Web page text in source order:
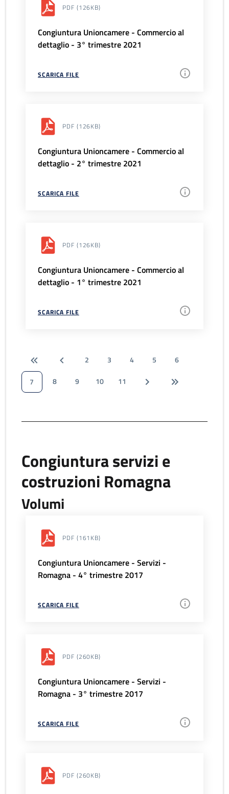
PDF (126KB)
Congiuntura Unioncamere - Commercio al
dettaglio - 3° trimestre 2021
SCARICA FILE
PDF (126KB)
Congiuntura Unioncamere - Commercio al
dettaglio - 2° trimestre 2021
SCARICA FILE
PDF (126KB)
Congiuntura Unioncamere - Commercio al
dettaglio - 1° trimestre 2021
SCARICA FILE
2 3 4 5
6
7
8 9 10 11
Congiuntura servizi e
costruzioni Romagna
Volumi
PDF (161KB)
Congiuntura Unioncamere - Servizi -
Romagna - 4° trimestre 2017
SCARICA FILE
PDF (260KB)
Congiuntura Unioncamere - Servizi -
Romagna - 3° trimestre 2017
SCARICA FILE
PDF (260KB)